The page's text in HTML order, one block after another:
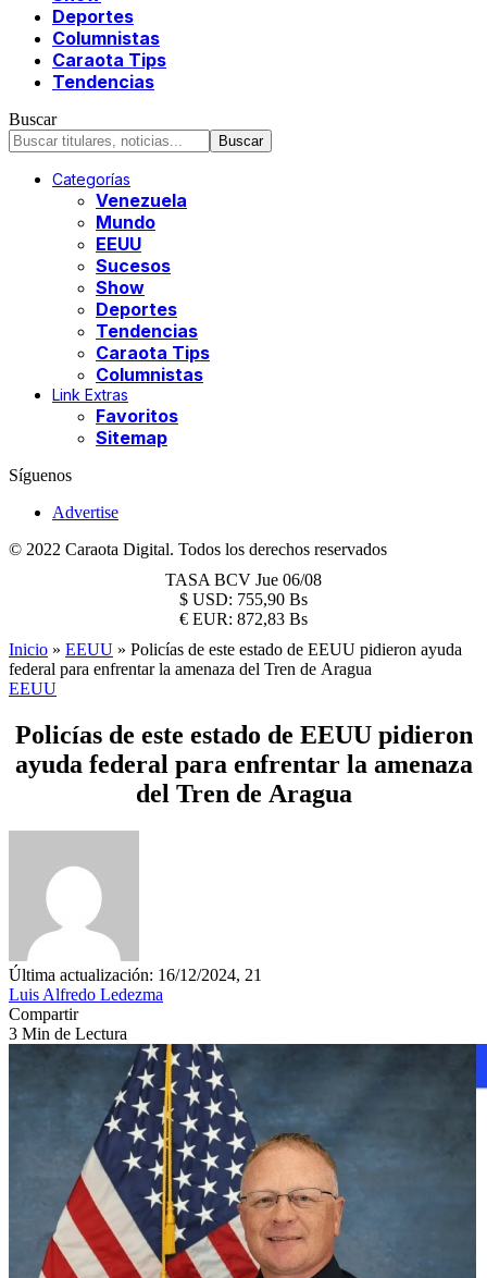
Deportes
Columnistas
Caraota Tips
Tendencias
Buscar
Categorías
Venezuela
Mundo
EEUU
Sucesos
Show
Deportes
Tendencias
Caraota Tips
Columnistas
Link Extras
Favoritos
Sitemap
Síguenos
Advertise
© 2022 Caraota Digital. Todos los derechos reservados
TASA BCV Jue 06/08
$ USD: 755,90 Bs
€ EUR: 872,83 Bs
Inicio » EEUU » Policías de este estado de EEUU pidieron ayuda
federal para enfrentar la amenaza del Tren de Aragua
EEUU
Policías de este estado de EEUU pidieron
ayuda federal para enfrentar la amenaza
del Tren de Aragua
Última actualización: 16/12/2024, 21
Luis Alfredo Ledezma
Compartir
3 Min de Lectura